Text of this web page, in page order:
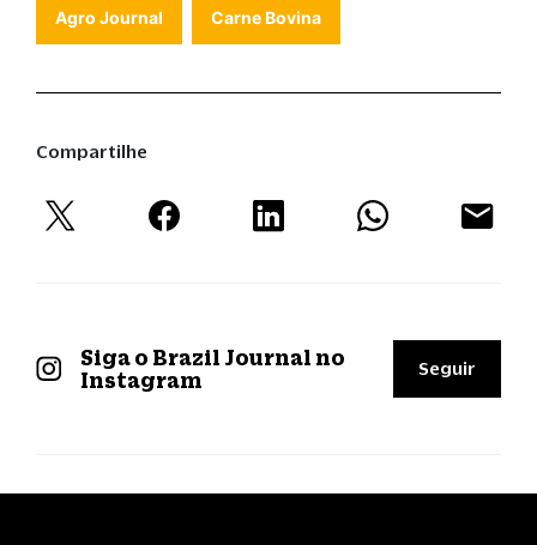
Agro Journal Carne Bovina
Compartilhe
Siga o Brazil Journal no
Instagram
Seguir